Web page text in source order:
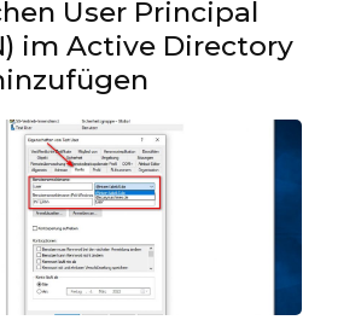
User Principal
im Active Directory